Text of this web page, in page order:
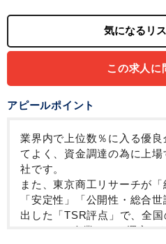
この求人に
アピールポイント
業界内で上位数％に入る優
てよく、資金調達の為に上
社です。
また、東京商工リサーチが「
「安定性」「公開性・総合
出した「TSR評点」で、全
（Aランク企業）にも選定さ